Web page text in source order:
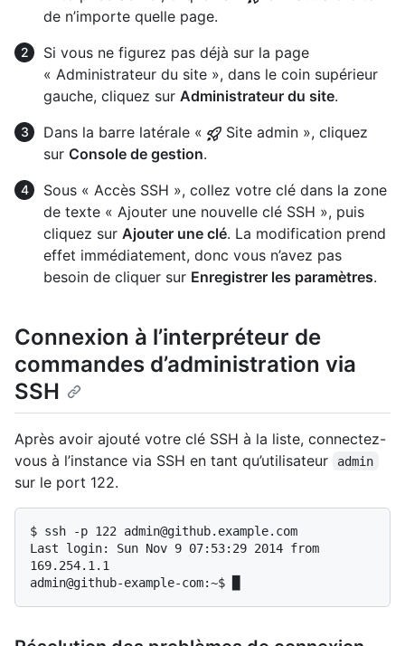
de n’importe quelle page.
Si vous ne figurez pas déjà sur la page
« Administrateur du site », dans le coin supérieur
gauche, cliquez sur Administrateur du site.
Dans la barre latérale «
Site admin », cliquez
sur Console de gestion.
Sous « Accès SSH », collez votre clé dans la zone
de texte « Ajouter une nouvelle clé SSH », puis
cliquez sur Ajouter une clé. La modification prend
effet immédiatement, donc vous n’avez pas
besoin de cliquer sur Enregistrer les paramètres.
Connexion à l’interpréteur de
commandes d’administration via
SSH
Après avoir ajouté votre clé SSH à la liste, connectez-
vous à l’instance via SSH en tant qu’utilisateur
admin
sur le port 122.
$ ssh -p 122 admin@github.example.com
Last login: Sun Nov 9 07:53:29 2014 from
169.254.1.1